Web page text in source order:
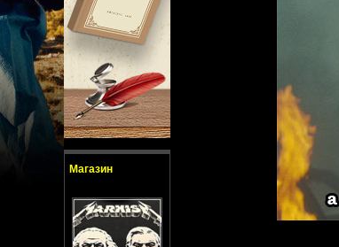
Магазин